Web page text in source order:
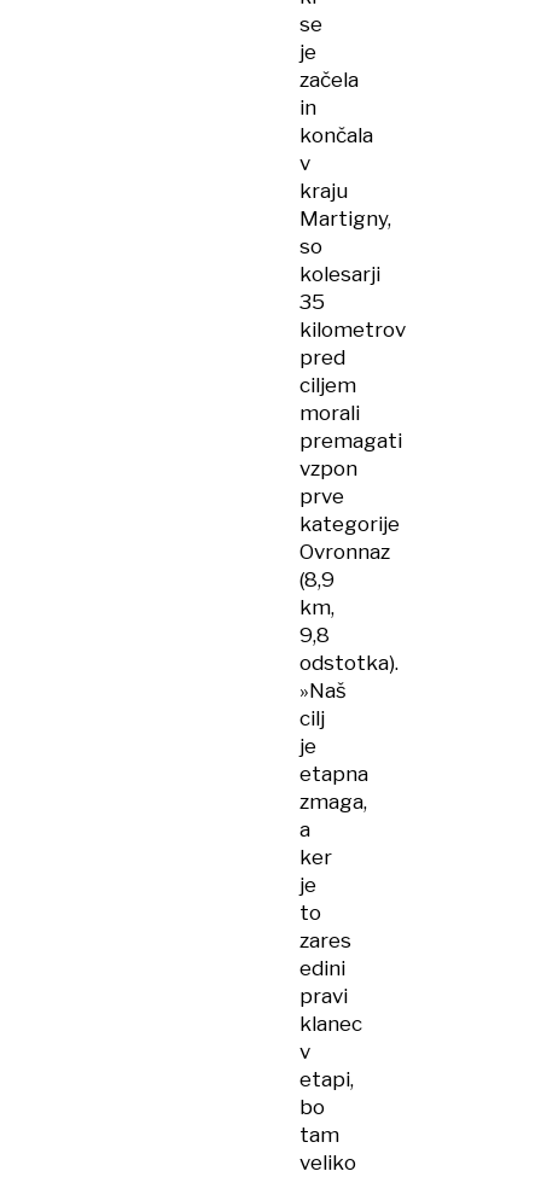
se
je
začela
in
končala
v
kraju
Martigny,
so
kolesarji
35
kilometrov
pred
ciljem
morali
premagati
vzpon
prve
kategorije
Ovronnaz
(8,9
km,
9,8
odstotka).
»Naš
cilj
je
etapna
zmaga,
a
ker
je
to
zares
edini
pravi
klanec
v
etapi,
bo
tam
veliko